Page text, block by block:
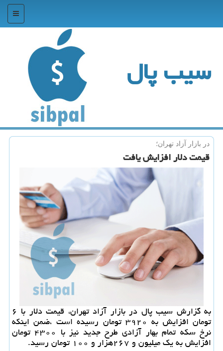
منو
سیب پال
در بازار آزاد تهران؛
قیمت دلار افزایش یافت
به گزارش سیب پال در بازار آزاد تهران، قیمت دلار با ۶
تومان افزایش به ۳۹۲۰ تومان رسیده است ،ضمن اینكه
نرخ سكه تمام بهار آزادی طرح جدید نیز با ۴۳۰۰ تومان
افزایش به یك میلیون و ۲۶۷هزار و ۱۰۰ تومان رسید.